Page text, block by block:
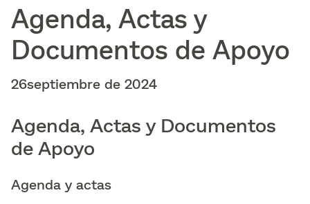
Agenda, Actas y
Documentos de Apoyo​​
26septiembre de 2024​​
Agenda, Actas y Documentos
de Apoyo​​
Agenda y actas​​